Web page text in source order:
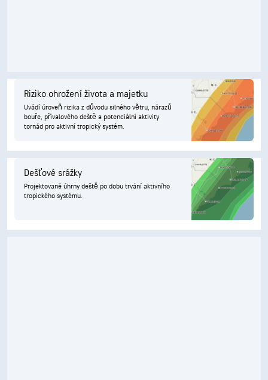
Riziko ohrožení života a majetku
Uvádí úroveň rizika z důvodu silného větru, nárazů
bouře, přívalového deště a potenciální aktivity
tornád pro aktivní tropický systém.
Dešťové srážky
Projektované úhrny deště po dobu trvání aktivního
tropického systému.